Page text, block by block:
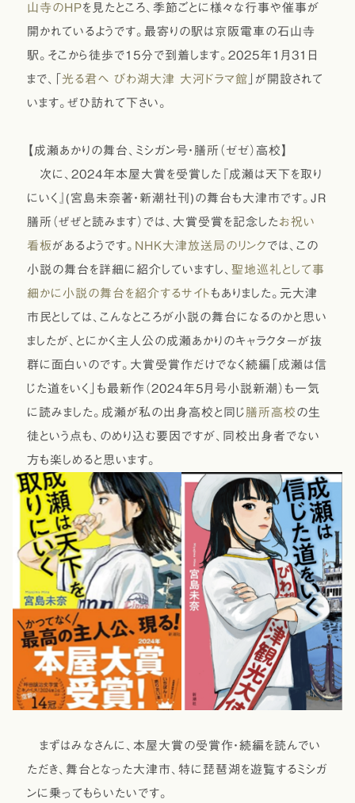
山寺のHPを見たところ、季節ごとに様々な行事や催事が
開かれているようです。最寄りの駅は京阪電車の石山寺
駅。そこから徒歩で15分で到着します。2025年1月31日
まで、「光る君へ びわ湖大津 大河ドラマ館 」が開設されて
います。ぜひ訪れて下さい。
【成瀬あかりの舞台、ミシガン号・膳所（ゼゼ）高校】
次に、2024年本屋大賞を受賞した『成瀬は天下を取り
にいく』(宮島未奈著・新潮社刊)の舞台も大津市です。JR
膳所（ぜぜと読みます）では、大賞受賞を記念したお祝い
看板があるようです。 NHK大津放送局のリンク では、この
小説の舞台を詳細に紹介していますし、聖地巡礼として事
細かに小説の舞台を紹介するサイト もありました。元大津
市民としては、こんなところが小説の舞台になるのかと思い
ましたが、とにかく主人公の成瀬あかりのキャラクターが抜
群に面白いのです。大賞受賞作だけでなく続編「成瀬は信
じた道をいく」も最新作（2024年5月号小説新潮）も一気
に読みました。成瀬が私の出身高校と同じ 膳所高校 の生
徒という点も、のめり込む要因ですが、同校出身者でない
方も楽しめると思います。
まずはみなさんに、本屋大賞の受賞作・続編を読んでい
ただき、舞台となった大津市、特に琵琶湖を遊覧するミシガ
ンに乗ってもらいたいです。